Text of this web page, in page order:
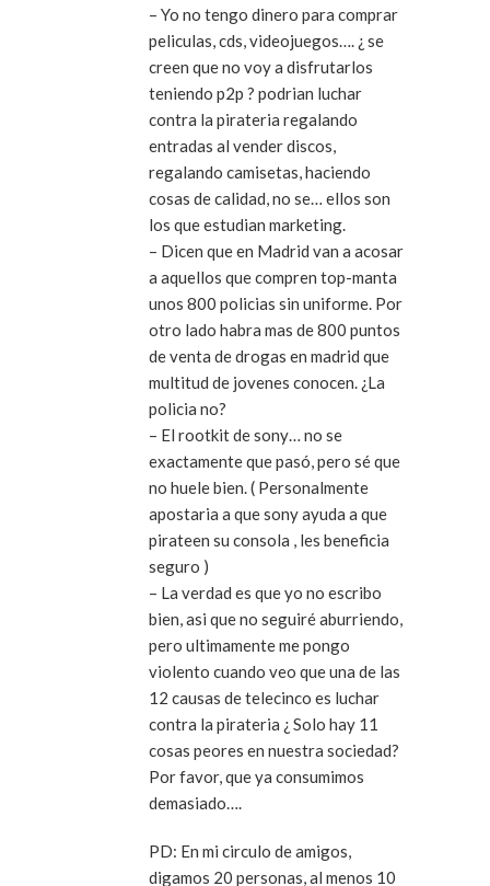
– Yo no tengo dinero para comprar
peliculas, cds, videojuegos…. ¿ se
creen que no voy a disfrutarlos
teniendo p2p ? podrian luchar
contra la pirateria regalando
entradas al vender discos,
regalando camisetas, haciendo
cosas de calidad, no se… ellos son
los que estudian marketing.
– Dicen que en Madrid van a acosar
a aquellos que compren top-manta
unos 800 policias sin uniforme. Por
otro lado habra mas de 800 puntos
de venta de drogas en madrid que
multitud de jovenes conocen. ¿La
policia no?
– El rootkit de sony… no se
exactamente que pasó, pero sé que
no huele bien. ( Personalmente
apostaria a que sony ayuda a que
pirateen su consola , les beneficia
seguro )
– La verdad es que yo no escribo
bien, asi que no seguiré aburriendo,
pero ultimamente me pongo
violento cuando veo que una de las
12 causas de telecinco es luchar
contra la pirateria ¿ Solo hay 11
cosas peores en nuestra sociedad?
Por favor, que ya consumimos
demasiado….
PD: En mi circulo de amigos,
digamos 20 personas, al menos 10